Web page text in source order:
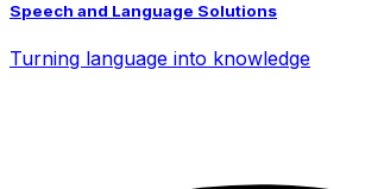
Speech and Language Solutions
Turning language into knowledge